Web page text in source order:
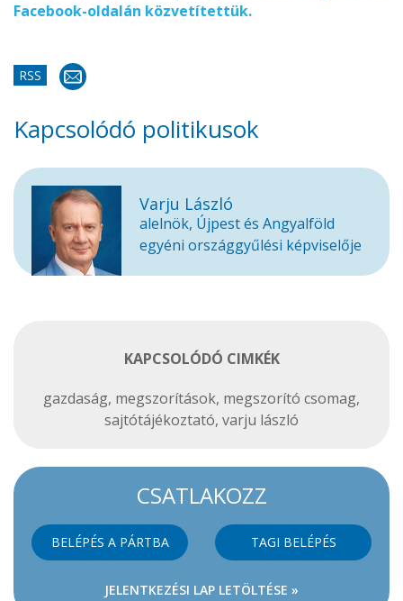
Facebook-oldalán közvetítettük.
RSS
Kapcsolódó politikusok
Varju László
alelnök, Újpest és Angyalföld
egyéni országgyűlési képviselője
KAPCSOLÓDÓ CIMKÉK
gazdaság, megszorítások, megszorító csomag,
sajtótájékoztató, varju lászló
CSATLAKOZZ
BELÉPÉS A PÁRTBA TAGI BELÉPÉS
JELENTKEZÉSI LAP LETÖLTÉSE »